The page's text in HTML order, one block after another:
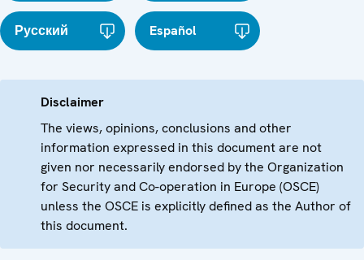
Русский Español
Disclaimer
The views, opinions, conclusions and other
information expressed in this document are not
given nor necessarily endorsed by the Organization
for Security and Co-operation in Europe (OSCE)
unless the OSCE is explicitly defined as the Author of
this document.